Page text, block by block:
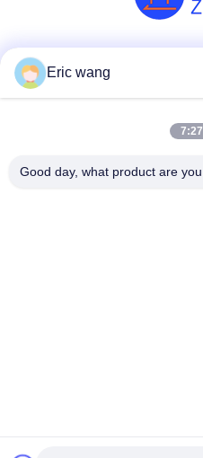
Γρήγορη
Τηλ.
Πνευματικά δικαιώματα © 2019-
Eric wang
Good day, what product are